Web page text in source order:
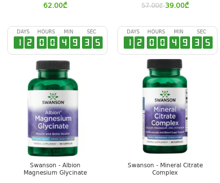
62.00₾ 57.00₾ 39.00₾
DAYS
1 2
HOURS
0 0
MIN
4 9
SEC
3 4
Swanson - Albion
Magnesium Glycinate
DAYS
1 2
HOURS
0 0
MIN
4 9
SEC
3 4
Swanson - Mineral Citrate
Complex